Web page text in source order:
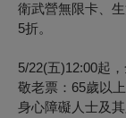
衛武營無限卡、
5折。
5/22(五)12:00起
敬老票：65
身心障礙人士及